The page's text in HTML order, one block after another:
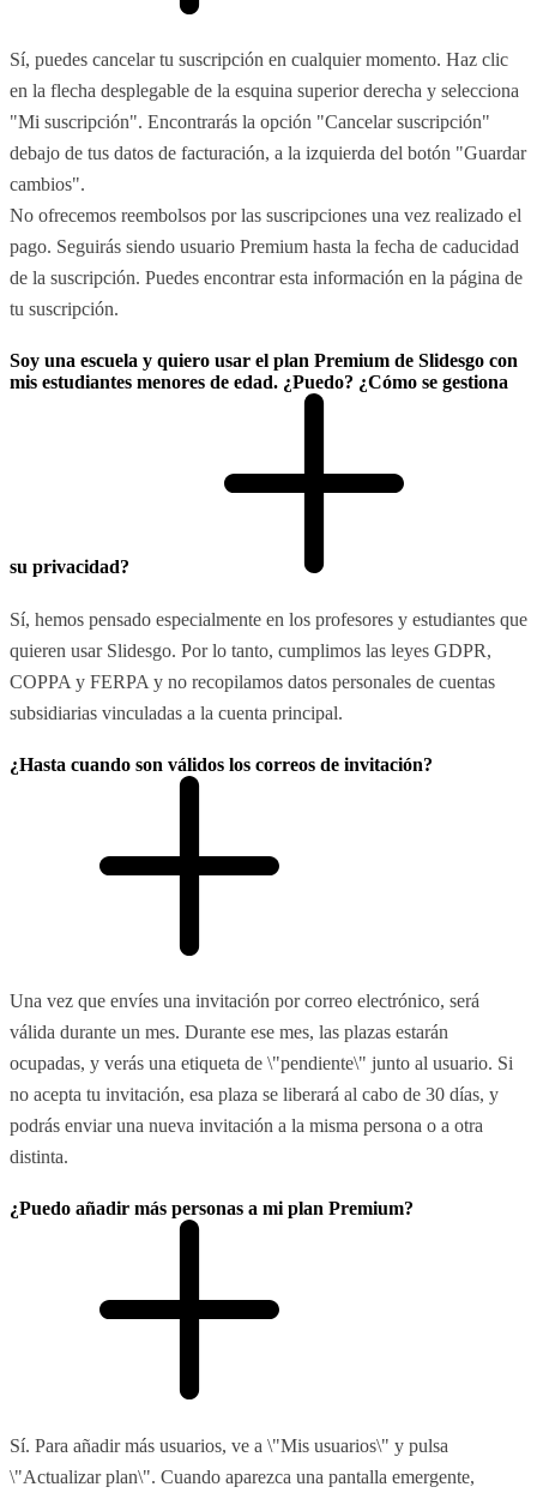
Sí, puedes cancelar tu suscripción en cualquier momento. Haz clic
en la flecha desplegable de la esquina superior derecha y selecciona
"Mi suscripción". Encontrarás la opción "Cancelar suscripción"
debajo de tus datos de facturación, a la izquierda del botón "Guardar
cambios".
No ofrecemos reembolsos por las suscripciones una vez realizado el
pago. Seguirás siendo usuario Premium hasta la fecha de caducidad
de la suscripción. Puedes encontrar esta información en la página de
tu suscripción.
Soy una escuela y quiero usar el plan Premium de Slidesgo con
mis estudiantes menores de edad. ¿Puedo? ¿Cómo se gestiona
su privacidad?
Sí, hemos pensado especialmente en los profesores y estudiantes que
quieren usar Slidesgo. Por lo tanto, cumplimos las leyes GDPR,
COPPA y FERPA y no recopilamos datos personales de cuentas
subsidiarias vinculadas a la cuenta principal.
¿Hasta cuando son válidos los correos de invitación?
Una vez que envíes una invitación por correo electrónico, será
válida durante un mes. Durante ese mes, las plazas estarán
ocupadas, y verás una etiqueta de \"pendiente\" junto al usuario. Si
no acepta tu invitación, esa plaza se liberará al cabo de 30 días, y
podrás enviar una nueva invitación a la misma persona o a otra
distinta.
¿Puedo añadir más personas a mi plan Premium?
Sí. Para añadir más usuarios, ve a \"Mis usuarios\" y pulsa
\"Actualizar plan\". Cuando aparezca una pantalla emergente,